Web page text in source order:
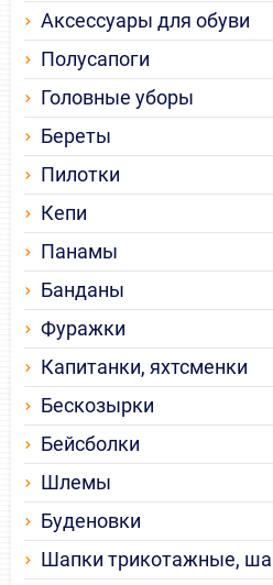
Аксессуары для обуви
Полусапоги
Головные уборы
Береты
Пилотки
Кепи
Панамы
Банданы
Фуражки
Капитанки, яхтсменки
Бескозырки
Бейсболки
Шлемы
Буденовки
Шапки трикотажные,